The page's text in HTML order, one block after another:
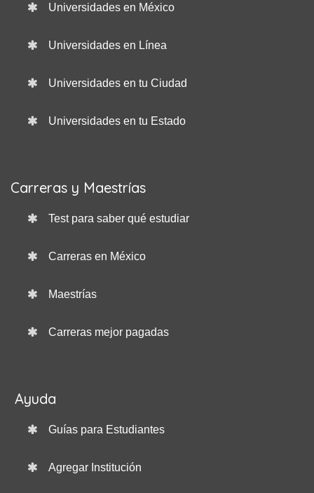
Universidades en México
Universidades en Línea
Universidades en tu Ciudad
Universidades en tu Estado
Carreras y Maestrías
Test para saber qué estudiar
Carreras en México
Maestrías
Carreras mejor pagadas
Ayuda
Guías para Estudiantes
Agregar Institución